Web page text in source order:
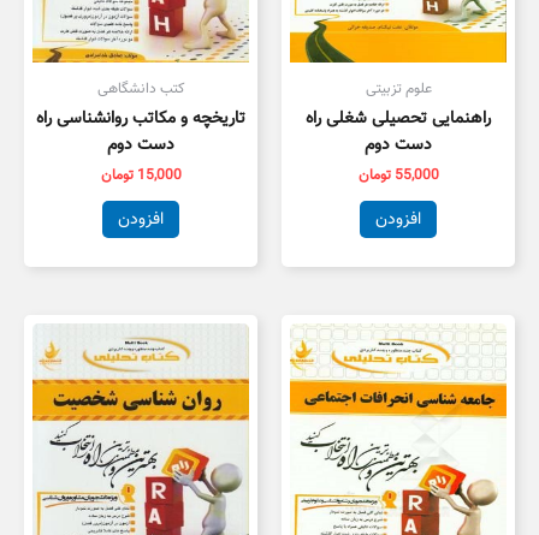
علوم تزبیتی
راهنمایی تحصیلی شغلی راه
دست دوم
55,000 تومان
افزودن
کتب دانشگاهی
تاریخچه و مکاتب روانشناسی راه
دست دوم
15,000 تومان
افزودن